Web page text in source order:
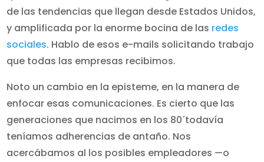
de las tendencias que llegan desde Estados Unidos,
y amplificada por la enorme bocina de las redes
sociales. Hablo de esos e-mails solicitando trabajo
que todas las empresas recibimos.
Noto un cambio en la episteme, en la manera de
enfocar esas comunicaciones. Es cierto que las
generaciones que nacimos en los 80´todavía
teníamos adherencias de antaño. Nos
acercábamos al los posibles empleadores —o